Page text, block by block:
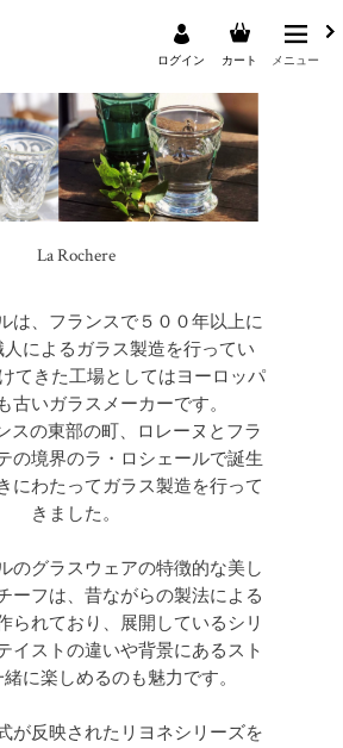
ログイン カート メニュー
La Rochere
は、フランスで５００年以上に
によるガラス製造を行ってい
てきた工場としてはヨーロッパ
古いガラスメーカーです。
スの東部の町、ロレーヌとフラ
の境界のラ・ロシェールで誕生
にわたってガラス製造を行って
きました。
のグラスウェアの特徴的な美し
ーフは、昔ながらの製法による
られており、展開しているシリ
イストの違いや背景にあるスト
に楽しめるのも魅力です。
が反映されたリヨネシリーズを
検索